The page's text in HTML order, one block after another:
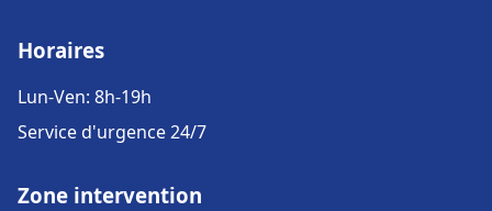
Horaires
Lun-Ven: 8h-19h
Service d'urgence 24/7
Zone intervention